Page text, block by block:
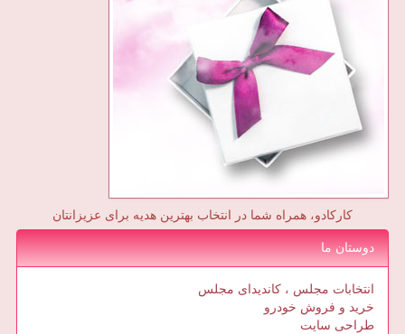
کارکادو، همراه شما در انتخاب بهترین هدیه برای عزیزانتان
دوستان ما
انتخابات مجلس ، کاندیدای مجلس
خرید و فروش خودرو
طراحی سایت